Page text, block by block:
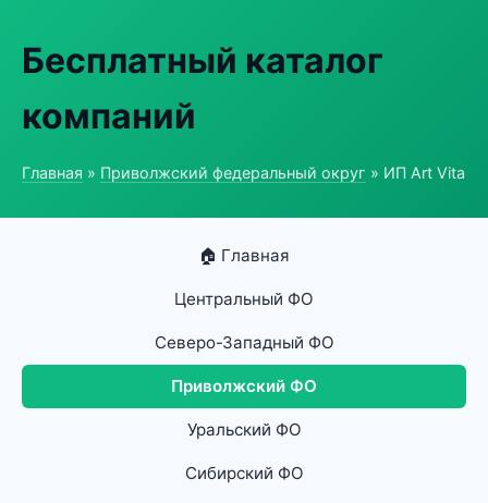
Бесплатный каталог
компаний
Главная » Приволжский федеральный округ » ИП Art Vita
🏠 Главная
Центральный ФО
Северо-Западный ФО
Приволжский ФО
Уральский ФО
Сибирский ФО